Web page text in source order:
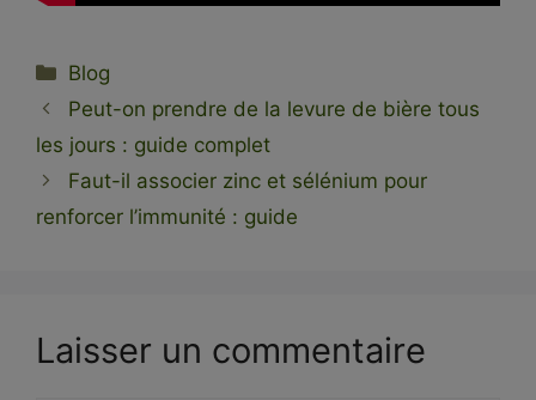
Catégories
Blog
Peut-on prendre de la levure de bière tous
les jours : guide complet
Faut-il associer zinc et sélénium pour
renforcer l’immunité : guide
Laisser un commentaire